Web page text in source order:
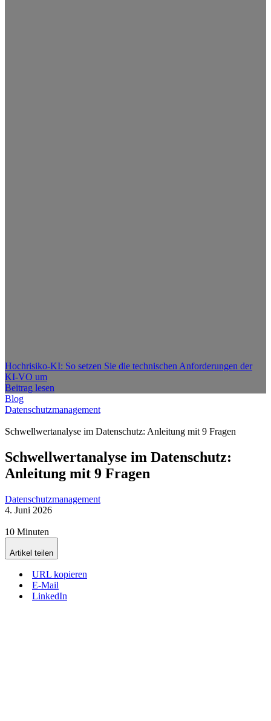
Hochrisiko-KI: So setzen Sie die technischen Anforderungen der
KI-VO um
Beitrag lesen
Blog
Datenschutzmanagement
Schwellwertanalyse im Datenschutz: Anleitung mit 9 Fragen
Schwellwertanalyse im Datenschutz:
Anleitung mit 9 Fragen
Datenschutzmanagement
4. Juni 2026
10 Minuten
Artikel teilen
URL kopieren
E-Mail
LinkedIn